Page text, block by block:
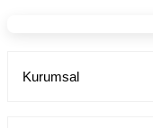
Kurumsal